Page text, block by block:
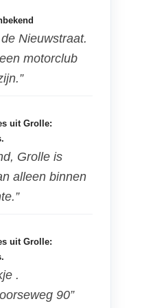
Nieuwstraat.
motorclub
uit Grolle:
Grolle is
alleen binnen
uit Grolle:
.
90”